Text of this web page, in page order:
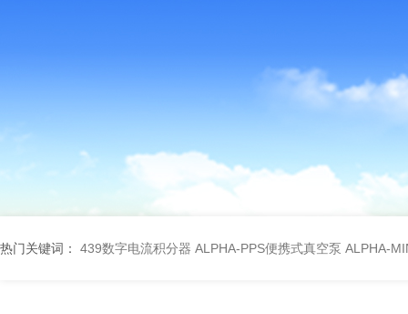
热门关键词： 439数字电流积分器 ALPHA-PPS便携式真空泵 ALPHA-